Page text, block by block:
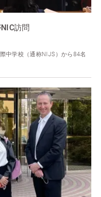
訪問
中学校（通称NIJS）から84名